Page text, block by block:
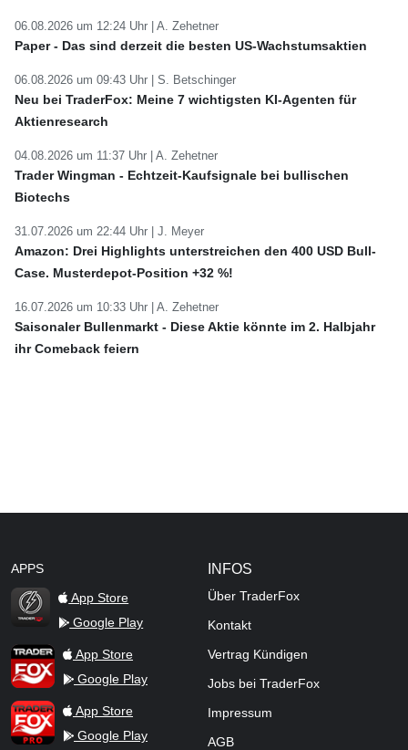
06.08.2026 um 12:24 Uhr | A. Zehetner
Paper - Das sind derzeit die besten US-Wachstumsaktien
06.08.2026 um 09:43 Uhr | S. Betschinger
Neu bei TraderFox: Meine 7 wichtigsten KI-Agenten für
Aktienresearch
04.08.2026 um 11:37 Uhr | A. Zehetner
Trader Wingman - Echtzeit-Kaufsignale bei bullischen
Biotechs
31.07.2026 um 22:44 Uhr | J. Meyer
Amazon: Drei Highlights unterstreichen den 400 USD Bull-
Case. Musterdepot-Position +32 %!
16.07.2026 um 10:33 Uhr | A. Zehetner
Saisonaler Bullenmarkt - Diese Aktie könnte im 2. Halbjahr
ihr Comeback feiern
APPS
TraderFox Flash
App Store
Google Play
TraderFox AppApp Store
Google Play
TraderFox ProApp Store
Google Play
INFOS
Über TraderFox
Kontakt
Vertrag Kündigen
Jobs bei TraderFox
Impressum
AGB